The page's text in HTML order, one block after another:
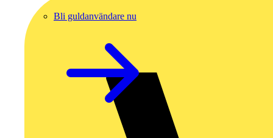
Bli guldanvändare nu